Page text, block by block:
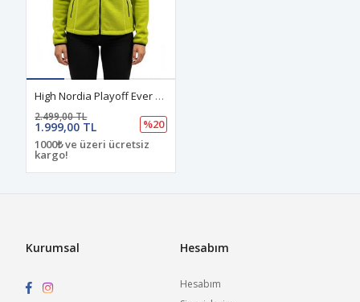
High Nordia Playoff Ever Wool Dış Katman Merino Ceket Yeşil
1.999,00 TL
2.499,00 TL
%20
1000₺ ve üzeri ücretsiz
kargo!
Kurumsal Hesabım
Hesabım